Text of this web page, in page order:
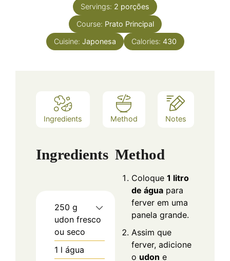
Servings: 2 porções
Course: Prato Principal
Cuisine: Japonesa Calories: 430
Ingredients Method Notes
Ingredients
250 g
udon fresco
ou seco
1 l água
Method
Coloque 1 litro
de água para
ferver em uma
panela grande.
Assim que
ferver, adicione
o udon e